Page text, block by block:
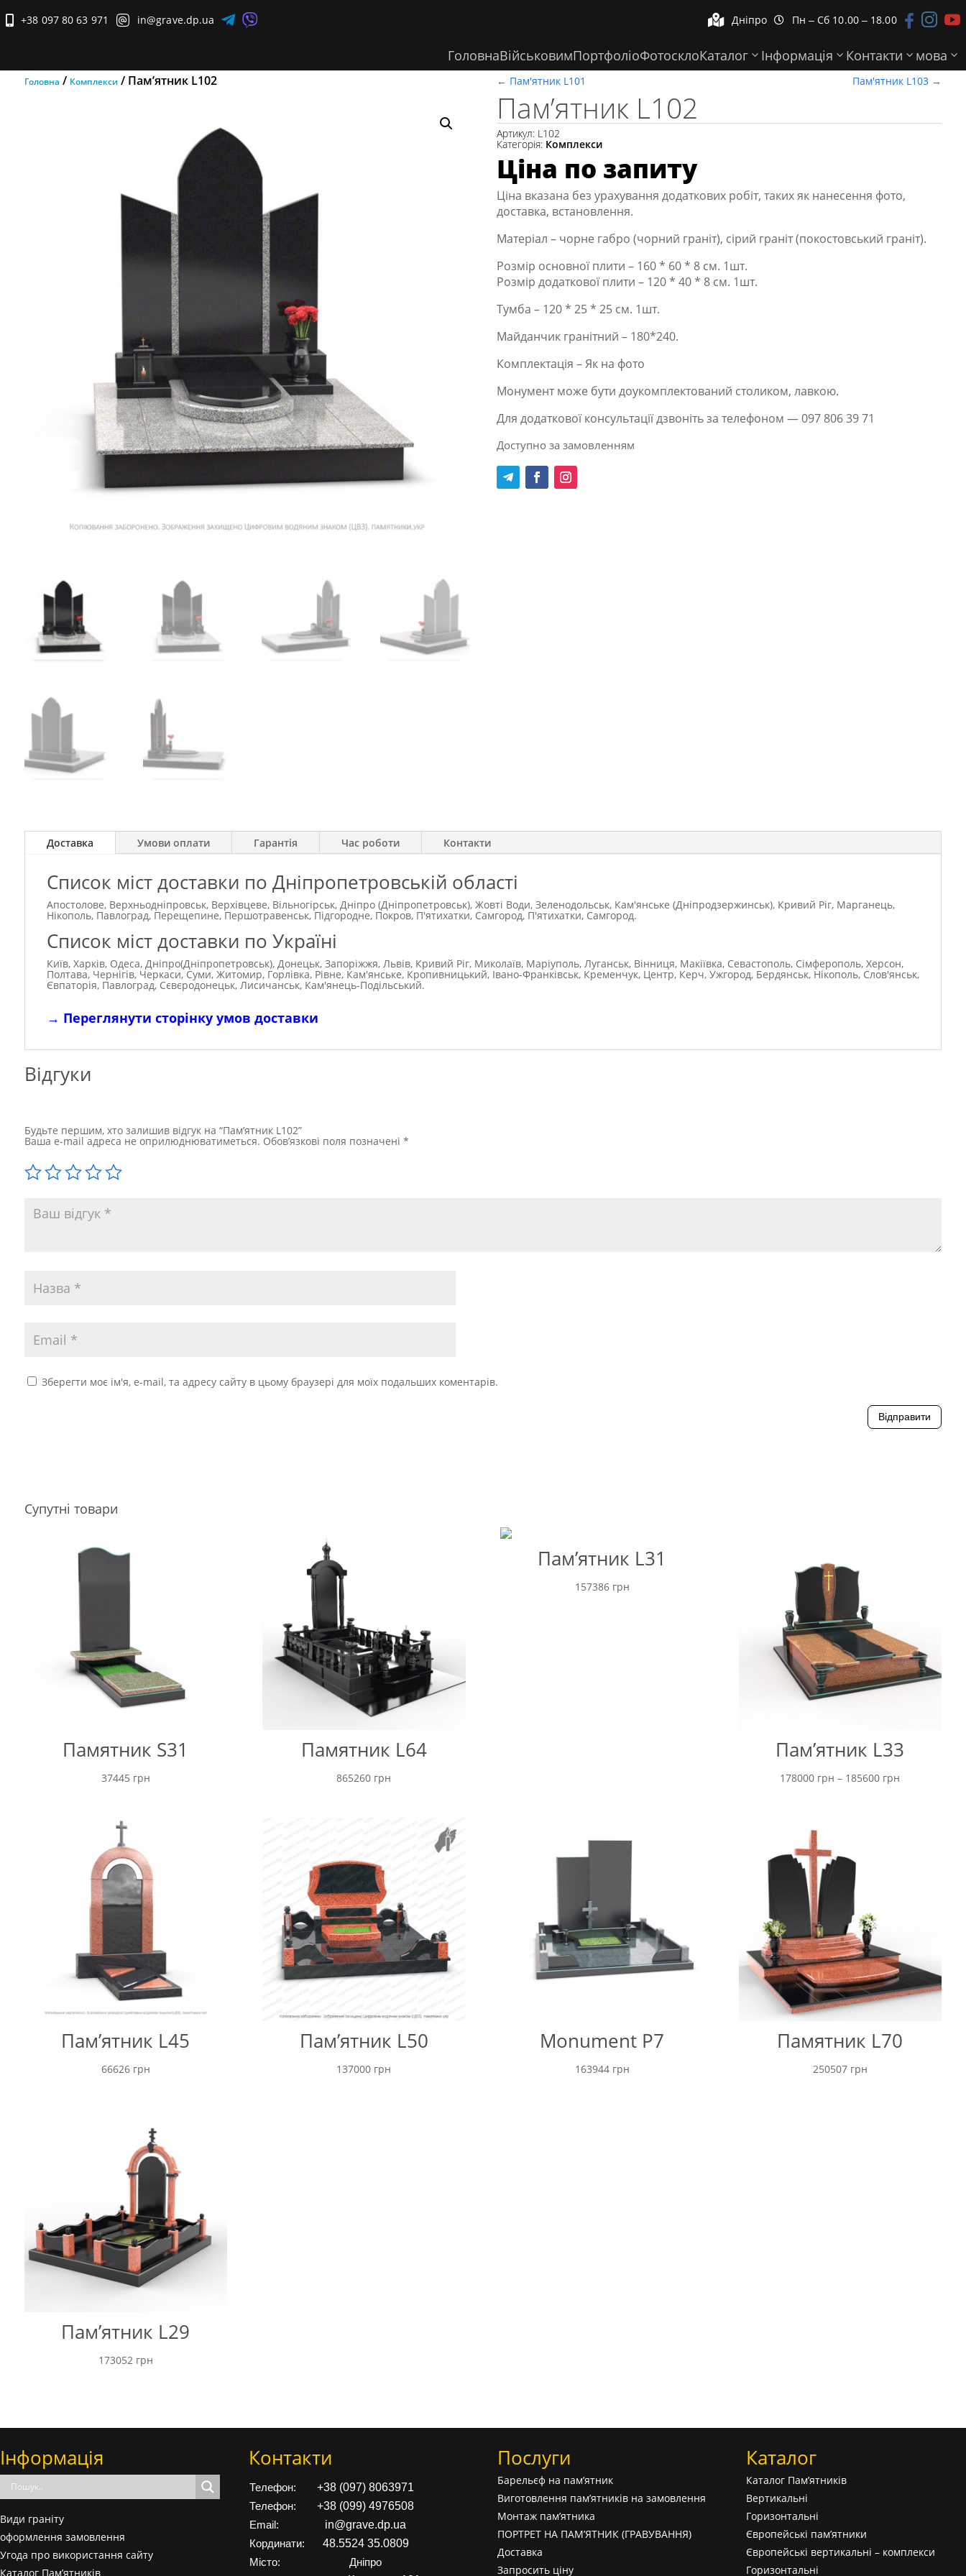
 +38 097 80 63 971  in@grave.dp.ua    Дніпро  Пн ‒ Сб 10.00 ‒ 18.00   
ГоловнаВійськовимПортфоліоФотосклоКаталог Інформація Контакти мова
Головна / Комплекси/ Пам’ятник L102 ← Пам'ятник L101 Пам'ятник L103 →
Пам’ятник L102
Артикул: L102
Категорія: Комплекси
Ціна по запиту
Ціна вказана без урахування додаткових робіт, таких як нанесення фото,
доставка, встановлення.
Матеріал – чорне габро (чорний граніт), сірий граніт (покостовський граніт).
Розмір основної плити – 160 * 60 * 8 см. 1шт.
Розмір додаткової плити – 120 * 40 * 8 см. 1шт.
Тумба – 120 * 25 * 25 см. 1шт.
Майданчик гранітний – 180*240.
Комплектація – Як на фото
Монумент може бути доукомплектований столиком, лавкою.
Для додаткової консультації дзвоніть за телефоном — 097 806 39 71
Доступно за замовленням
Доставка Умови оплати Гарантія Час роботи Контакти
Список міст доставки по Дніпропетровській області
Апостолове, Верхньодніпровськ, Верхівцеве, Вільногірськ, Дніпро (Дніпропетровськ), Жовті Води, Зеленодольськ, Кам'янське (Дніпродзержинськ), Кривий Ріг, Марганець,
Нікополь, Павлоград, Перещепине, Першотравенськ, Підгородне, Покров, П'ятихатки, Самгород, П'ятихатки, Самгород.
Список міст доставки по Україні
Київ, Харків, Одеса, Дніпро(Дніпропетровськ), Донецьк, Запоріжжя, Львів, Кривий Ріг, Миколаїв, Маріуполь, Луганськ, Вінниця, Макіївка, Севастополь, Сімферополь, Херсон,
Полтава, Чернігів, Черкаси, Суми, Житомир, Горлівка, Рівне, Кам'янське, Кропивницький, Івано-Франківськ, Кременчук, Центр, Керч, Ужгород, Бердянськ, Нікополь, Слов'янськ,
Євпаторія, Павлоград, Сєвєродонецьк, Лисичанськ, Кам'янець-Подільський.
→ Переглянути сторінку умов доставки
Відгуки
Будьте першим, хто залишив відгук на “Пам’ятник L102”
Ваша e-mail адреса не оприлюднюватиметься. Обов’язкові поля позначені *
Зберегти моє ім'я, e-mail, та адресу сайту в цьому браузері для моїх подальших коментарів.
Відправити
Супутні товари
Памятник S31
37445 грн
Памятник L64
865260 грн
Пам’ятник L31
157386 грн
Пам’ятник L33
178000 грн – 185600 грн
Пам’ятник L45
66626 грн
Пам’ятник L50
137000 грн
Monument P7
163944 грн
Памятник L70
250507 грн
Пам’ятник L29
173052 грн
Інформація
Види граніту
оформлення замовлення
Угода про використання сайту
Каталог Пам’ятників
Контакти
Телефон: +38 (097) 8063971
Телефон: +38 (099) 4976508
Email: in@grave.dp.ua
Кординати: 48.5524 35.0809
Місто:
Дніпро
Послуги
Барельєф на пам’ятник
Виготовлення пам’ятників на замовлення
Монтаж пам’ятника
ПОРТРЕТ НА ПАМ’ЯТНИК (ГРАВУВАННЯ)
Доставка
Запросить ціну
Каталог
Каталог Пам’ятників
Вертикальні
Горизонтальні
Європейські пам’ятники
Європейські вертикальні – комплекси
Горизонтальні